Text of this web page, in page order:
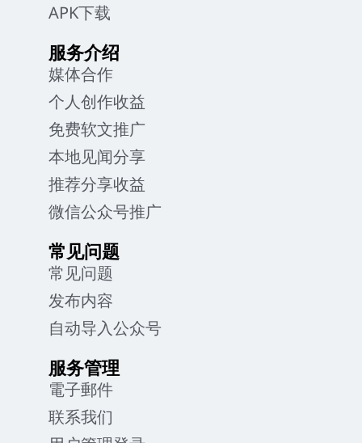
APK下载
服务介绍
媒体合作
个人创作收益
免费软文推广
本地见闻分享
推荐分享收益
微信公众号推广
常见问题
常见问题
发布内容
自动导入公众号
服务管理
電子郵件
联系我们